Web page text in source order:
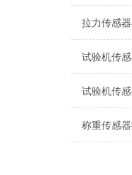
拉力传感
称重传感